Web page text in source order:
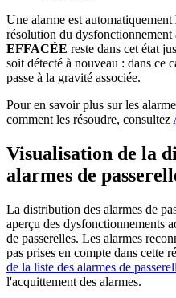
Une alarme est automatiquement
résolution du dysfonctionnement
EFFACÉE reste dans cet état
soit détecté à nouveau : dans ce
passe à la gravité associée.
Pour en savoir plus sur les
comment les résoudre, consultez
Visualisation de la
alarmes de
La distribution des alarmes de
aperçu des dysfonctionnements
de passerelles. Les alarmes
pas prises en compte dans cette
de la liste des alarmes de
l'acquittement des alarmes.